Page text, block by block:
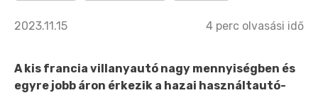
2023.11.15 4 perc olvasási idő
A kis francia villanyautó nagy mennyiségben és
egyre jobb áron érkezik a hazai használtautó-